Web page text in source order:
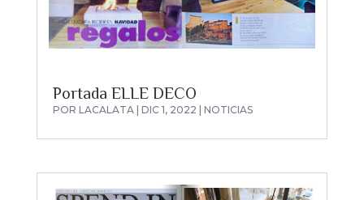
Portada ELLE DECO
POR LACALATA DIC 1, 2022 NOTICIAS